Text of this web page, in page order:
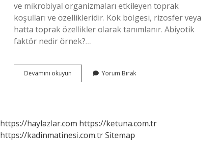
ve mikrobiyal organizmaları etkileyen toprak
koşulları ve özellikleridir. Kök bölgesi, rizosfer veya
hatta toprak özellikler olarak tanımlanır. Abiyotik
faktör nedir örnek?…
Devamını okuyun
Faktör
Yorum Bırak
https://haylazlar.com https://ketuna.com.tr
https://kadinmatinesi.com.trSitemap